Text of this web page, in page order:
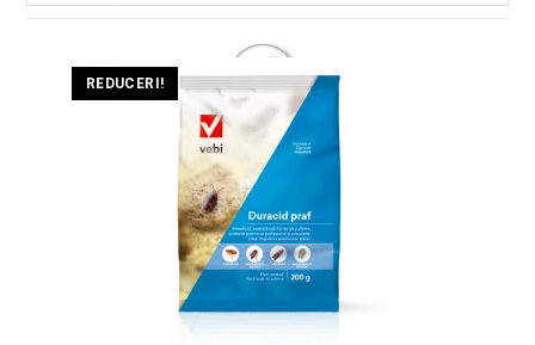
REDUCERI!